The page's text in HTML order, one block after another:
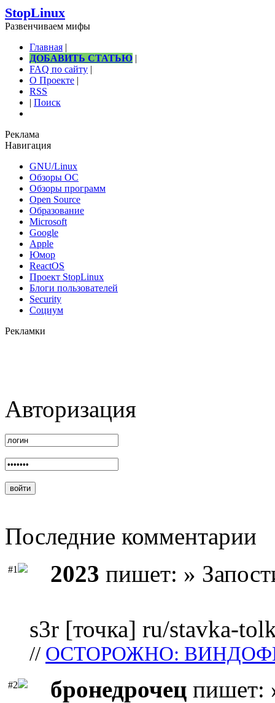
StopLinux
Развенчиваем мифы
Главная |
ДОБАВИТЬ СТАТЬЮ |
FAQ по сайту |
О Проекте |
RSS
| Поиск
Реклама
Навигация
GNU/Linux
Обзоры ОС
Обзоры программ
Open Source
Образование
Microsoft
Google
Apple
Юмор
ReactOS
Проект StopLinux
Блоги пользователей
Security
Социум
Рекламки
Авторизация
Последние комментарии
#1 2023 пишет: »
s3r [точка] ru/stavka-
// ОСТОРОЖНО:
#2 бронедрочец пишет: